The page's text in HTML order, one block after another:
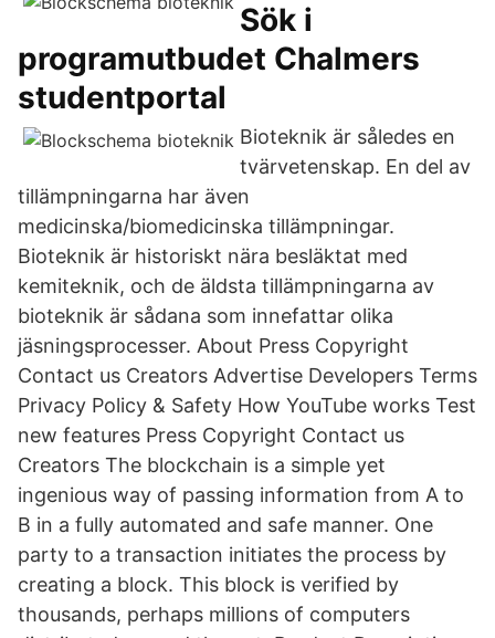
Sök i
programutbudet Chalmers
studentportal
Bioteknik är således en
tvärvetenskap. En del av
tillämpningarna har även
medicinska/biomedicinska tillämpningar.
Bioteknik är historiskt nära besläktat med
kemiteknik, och de äldsta tillämpningarna av
bioteknik är sådana som innefattar olika
jäsningsprocesser. About Press Copyright
Contact us Creators Advertise Developers Terms
Privacy Policy & Safety How YouTube works Test
new features Press Copyright Contact us
Creators The blockchain is a simple yet
ingenious way of passing information from A to
B in a fully automated and safe manner. One
party to a transaction initiates the process by
creating a block. This block is verified by
thousands, perhaps millions of computers